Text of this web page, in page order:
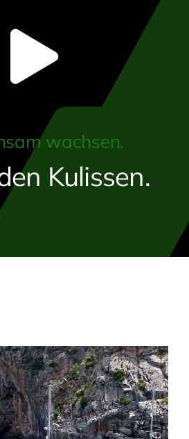
wachsen.
Kulissen.